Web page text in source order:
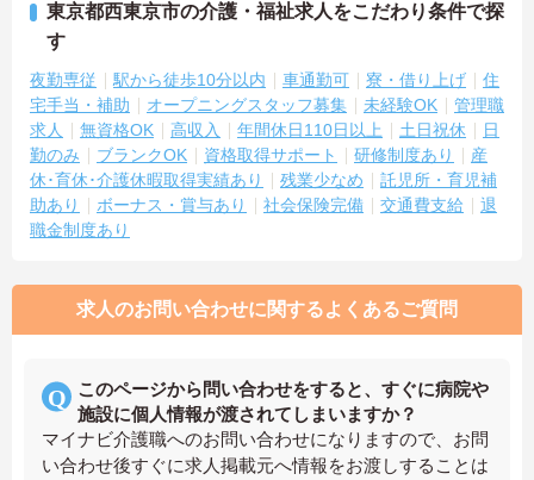
東京都西東京市の介護・福祉求人をこだわり条件で探
す
夜勤専従 駅から徒歩10分以内 車通勤可 寮・借り上げ
住
宅手当・補助
オープニングスタッフ募集 未経験OK
管理職
求人
無資格OK 高収入 年間休日110日以上 土日祝休
日
勤のみ
ブランクOK 資格取得サポート 研修制度あり
産
休･育休･介護休暇取得実績あり
残業少なめ
託児所・育児補
助あり
ボーナス・賞与あり 社会保険完備 交通費支給
退
職金制度あり
求人のお問い合わせに関するよくあるご質問
このページから問い合わせをすると、すぐに病院や
施設に個人情報が渡されてしまいますか？
マイナビ介護職へのお問い合わせになりますので、お問
い合わせ後すぐに求人掲載元へ情報をお渡しすることは